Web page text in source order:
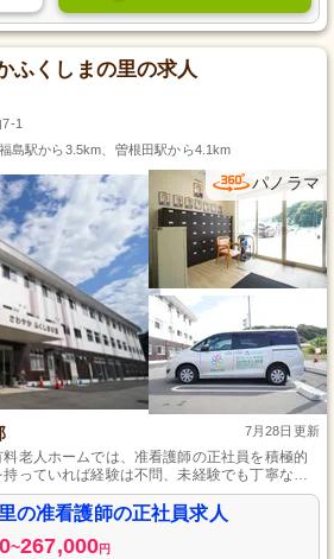
ふくしまの里の求人
1
島駅から3.5km、曽根田駅から4.1km
パノラマ
7月28日更新
老人ホームでは、准看護師の正社員を積極的
っていれば経験は不問、未経験でも丁寧な研
し、生きがいを引き出す介護で利用者様の自
伝いをしませんか。
の准看護師の正社員求人
~267,000円